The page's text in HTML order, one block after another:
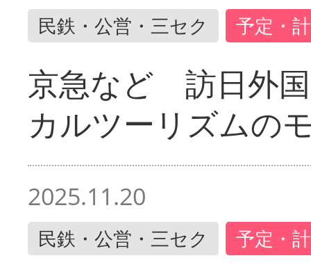
民鉄・公営・三セク 予定・
京急など 訪日外
カルツーリズムの
2025.11.20
民鉄・公営・三セク 予定・